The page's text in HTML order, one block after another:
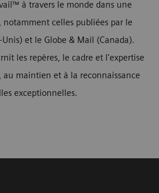
à travers le monde dans une
notamment celles publiées par le
et le Globe & Mail (Canada).
les repères, le cadre et l'expertise
au maintien et à la reconnaissance
exceptionnelles.